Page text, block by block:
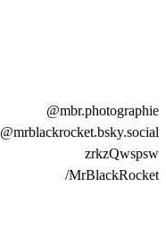
@mbr.photographie
@mrblackrocket.bsky.social
zrkzQwspsw
/MrBlackRocket